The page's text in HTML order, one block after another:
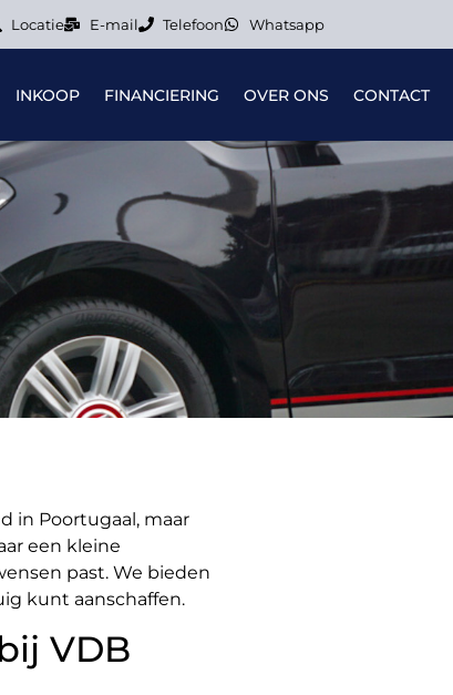
Locatie E-mail Telefoon Whatsapp
INKOOP FINANCIERING OVER ONS CONTACT
in Poortugaal, maar
een kleine
past. We bieden
kunt aanschaffen.
VDB